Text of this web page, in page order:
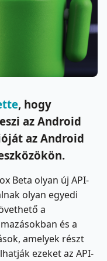
, hogy
az Android
az Android
Beta olyan új API-
olyan egyedi
a
és a
amelyek részt
ezeket az API-